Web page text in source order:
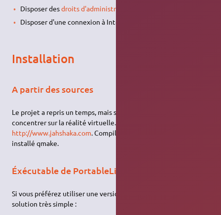
Disposer desdroits d'administration
Disposer d'une connexion à Internet configurée et activée.
Installation
A partir des sources
Le projet a repris un temps, mais semble maintenant se
concentrer sur la réalité virtuelle. Le site est maintenant
http://www.jahshaka.com . Compilez l'application après avoir
installé qmake.
Éxécutable de PortableLinuxApps
Si vous préférez utiliser une version Linux native, il existe une
solution très simple :